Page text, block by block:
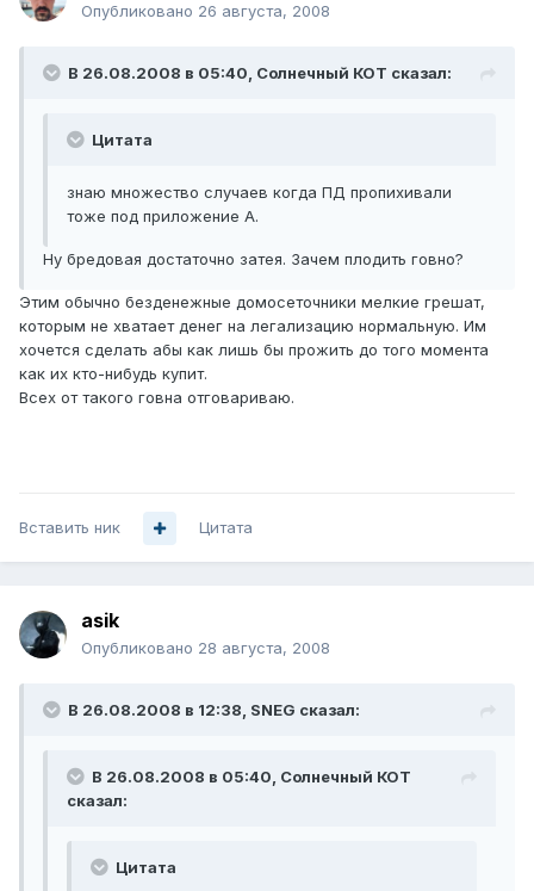
Опубликовано 26 августа, 2008
В 26.08.2008 в 05:40, Солнечный КОТ сказал:
Цитата
знаю множество случаев когда ПД пропихивали
тоже под приложение А.
Ну бредовая достаточно затея. Зачем плодить говно?
Этим обычно безденежные домосеточники мелкие грешат,
которым не хватает денег на легализацию нормальную. Им
хочется сделать абы как лишь бы прожить до того момента
как их кто-нибудь купит.
Всех от такого говна отговариваю.
Вставить ник Цитата
asik
Опубликовано 28 августа, 2008
В 26.08.2008 в 12:38, SNEG сказал:
В 26.08.2008 в 05:40, Солнечный КОТ
сказал:
Цитата